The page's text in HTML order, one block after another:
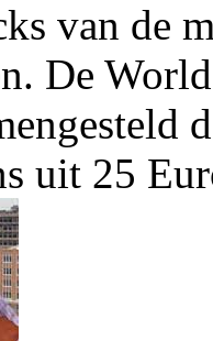
van de
De
uit 25